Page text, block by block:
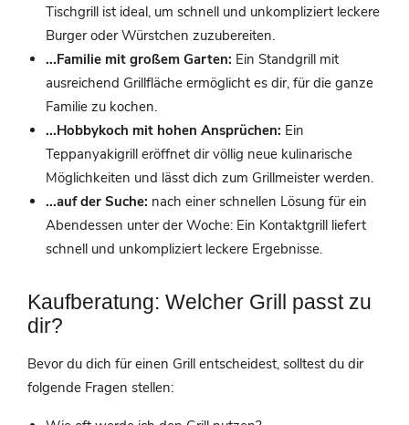
Tischgrill ist ideal, um schnell und unkompliziert leckere
Burger oder Würstchen zuzubereiten.
...Familie mit großem Garten: Ein Standgrill mit
ausreichend Grillfläche ermöglicht es dir, für die ganze
Familie zu kochen.
...Hobbykoch mit hohen Ansprüchen: Ein
Teppanyakigrill eröffnet dir völlig neue kulinarische
Möglichkeiten und lässt dich zum Grillmeister werden.
...auf der Suche: nach einer schnellen Lösung für ein
Abendessen unter der Woche: Ein Kontaktgrill liefert
schnell und unkompliziert leckere Ergebnisse.
Kaufberatung: Welcher Grill passt zu
dir?
Bevor du dich für einen Grill entscheidest, solltest du dir
folgende Fragen stellen: